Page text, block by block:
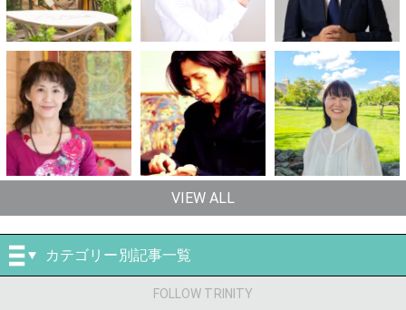
VIEW ALL
カテゴリー別記事一覧
FOLLOW TRINITY